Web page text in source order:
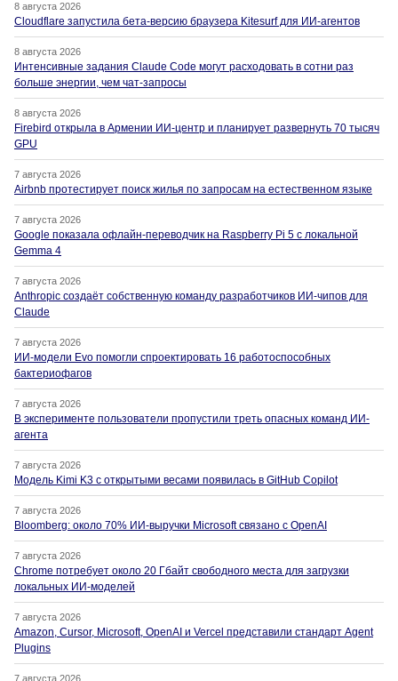
8 августа 2026
Cloudflare запустила бета-версию браузера Kitesurf для ИИ-агентов
8 августа 2026
Интенсивные задания Claude Code могут расходовать в сотни раз
больше энергии, чем чат-запросы
8 августа 2026
Firebird открыла в Армении ИИ-центр и планирует развернуть 70 тысяч
GPU
7 августа 2026
Airbnb протестирует поиск жилья по запросам на естественном языке
7 августа 2026
Google показала офлайн-переводчик на Raspberry Pi 5 с локальной
Gemma 4
7 августа 2026
Anthropic создаёт собственную команду разработчиков ИИ-чипов для
Claude
7 августа 2026
ИИ-модели Evo помогли спроектировать 16 работоспособных
бактериофагов
7 августа 2026
В эксперименте пользователи пропустили треть опасных команд ИИ-
агента
7 августа 2026
Модель Kimi K3 с открытыми весами появилась в GitHub Copilot
7 августа 2026
Bloomberg: около 70% ИИ-выручки Microsoft связано с OpenAI
7 августа 2026
Chrome потребует около 20 Гбайт свободного места для загрузки
локальных ИИ-моделей
7 августа 2026
Amazon, Cursor, Microsoft, OpenAI и Vercel представили стандарт Agent
Plugins
7 августа 2026